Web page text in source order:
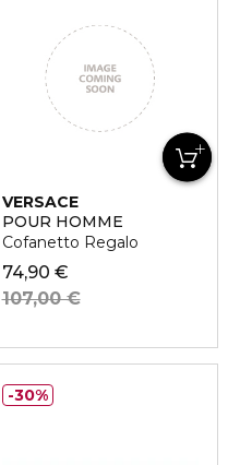
VERSACE
POUR HOMME
Cofanetto Regalo
74,90 €
107,00 €
30%